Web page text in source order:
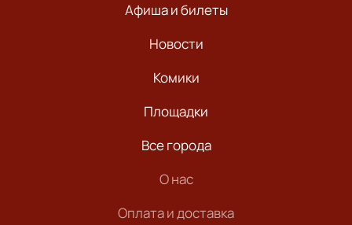
Афиша и билеты
Новости
Комики
Площадки
Все города
О нас
Оплата и доставка